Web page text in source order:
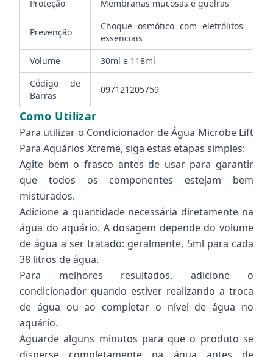
Proteção
Membranas mucosas e guelras
Prevenção
Choque osmótico com eletrólitos
essenciais
Volume
30ml e 118ml
Código de
Barras
097121205759
Como Utilizar
Para utilizar o Condicionador de Água Microbe Lift
Para Aquários Xtreme, siga estas etapas simples:
Agite bem o frasco antes de usar para garantir
que todos os componentes estejam bem
misturados.
Adicione a quantidade necessária diretamente na
água do aquário. A dosagem depende do volume
de água a ser tratado: geralmente, 5ml para cada
38 litros de água.
Para melhores resultados, adicione o
condicionador quando estiver realizando a troca
de água ou ao completar o nível de água no
aquário.
Aguarde alguns minutos para que o produto se